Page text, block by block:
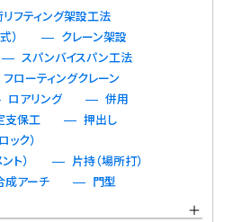
リフティング架設工法
）
クレーン架設
スパンバイスパン工法
フローティングクレーン
ロアリング
併用
支保工
押出し
ック）
ト）
片持（場所打）
成アーチ
門型